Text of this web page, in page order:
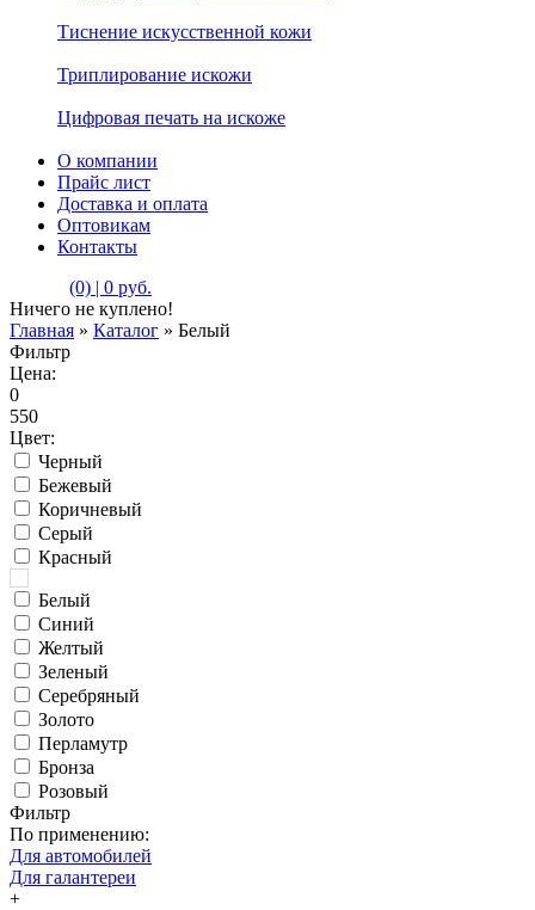
Тиснение искусственной кожи
Триплирование искожи
Цифровая печать на искоже
О компании
Прайс лист
Доставка и оплата
Оптовикам
Контакты
(0) | 0 руб.
Ничего не куплено!
Главная » Каталог » Белый
Фильтр
Цена:
0
550
Цвет:
Черный
Бежевый
Коричневый
Серый
Красный
Белый
Синий
Желтый
Зеленый
Серебряный
Золото
Перламутр
Бронза
Розовый
Фильтр
По применению:
Для автомобилей
Для галантереи
+